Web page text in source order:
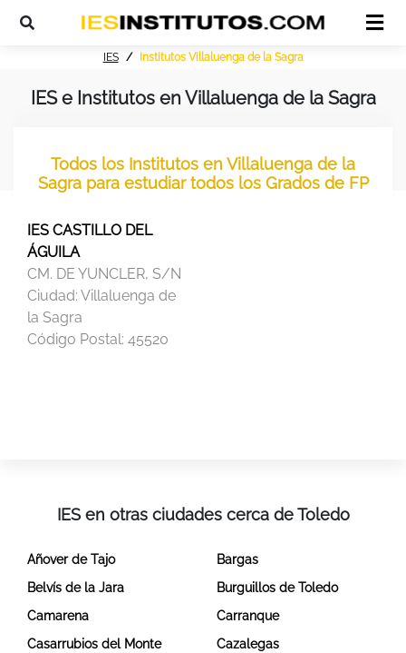
IES Institutos Villaluenga de la Sagra
IES e Institutos en Villaluenga de la Sagra
Todos los Institutos en Villaluenga de la
Sagra para estudiar todos los Grados de FP
IES CASTILLO DEL
ÁGUILA
CM. DE YUNCLER, S/N
Ciudad: Villaluenga de
la Sagra
Código Postal: 45520
IES en otras ciudades cerca de Toledo
Añover de Tajo
Bargas
Belvís de la Jara
Burguillos de Toledo
Camarena
Carranque
Casarrubios del Monte
Cazalegas